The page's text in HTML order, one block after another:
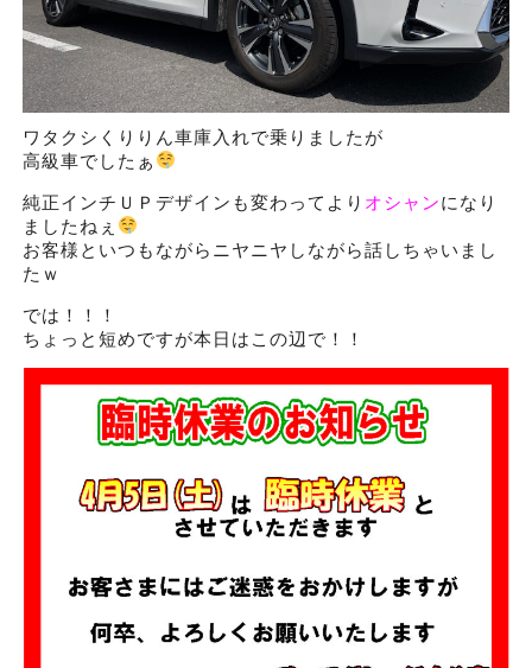
ワタクシくりりん車庫入れで乗りましたが
高級車でしたぁ
純正インチＵＰデザインも変わってより オシャンになり
ましたねぇ
お客様といつもながらニヤニヤしながら話しちゃいまし
たｗ
では！！！
ちょっと短めですが本日はこの辺で！！